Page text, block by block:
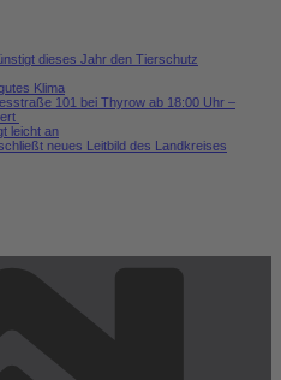
dieses Jahr den Tierschutz
Klima
101 bei Thyrow ab 18:00 Uhr –
leicht an
neues Leitbild des Landkreises